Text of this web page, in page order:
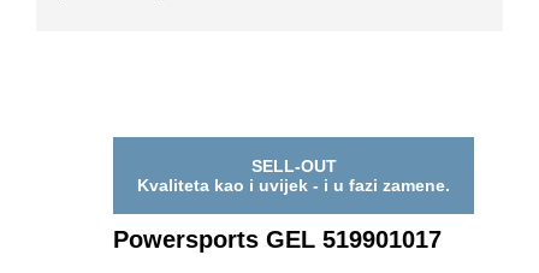
SELL-OUT
Kvaliteta kao i uvijek - i u fazi zamene.
Powersports GEL 519901017